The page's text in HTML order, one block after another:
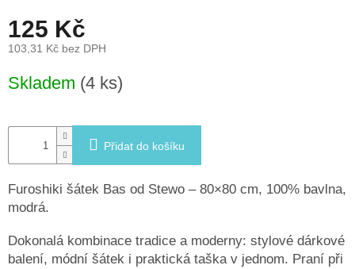
Novinky
Prodejny
125 Kč
103,31 Kč bez DPH
cena:
Skladem (4 ks)
Přidat do košíku
Furoshiki šátek Bas od Stewo – 80×80 cm, 100% bavlna,
modrá.
Dokonalá kombinace tradice a moderny: stylové dárkové
balení, módní šátek i praktická taška v jednom. Praní při